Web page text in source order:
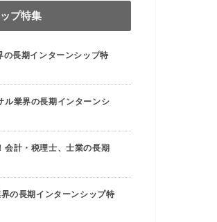
プ特集
の長期インターンシップ特
ル業界の長期インターンシ
会計・税理士、士業の長期
の長期インターンシップ特